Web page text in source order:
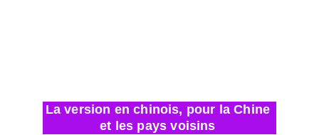
La version en chinois, pour la Chine
et les pays voisins